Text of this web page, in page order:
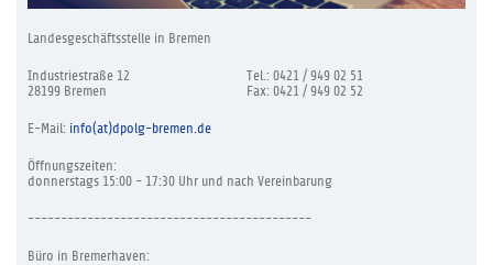
Landesgeschäftsstelle in Bremen
Industriestraße 12
28199 Bremen
Tel.: 0421 / 949 02 51
Fax: 0421 / 949 02 52
E-Mail: info(at)dpolg-bremen.de
Öffnungszeiten:
donnerstags 15:00 - 17:30 Uhr und nach Vereinbarung
-------------------------------------------
Büro in Bremerhaven: